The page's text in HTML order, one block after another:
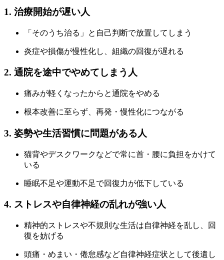
1. 治療開始が遅い人
「そのうち治る」と自己判断で放置してしまう
炎症や損傷が慢性化し、組織の回復が遅れる
2. 通院を途中でやめてしまう人
痛みが軽くなったからと通院をやめる
根本改善に至らず、再発・慢性化につながる
3. 姿勢や生活習慣に問題がある人
猫背やデスクワークなどで常に首・腰に負担をかけて
いる
睡眠不足や運動不足で回復力が低下している
4. ストレスや自律神経の乱れが強い人
精神的ストレスや不規則な生活は自律神経を乱し、回
復を妨げる
頭痛・めまい・倦怠感など自律神経症状として後遺し